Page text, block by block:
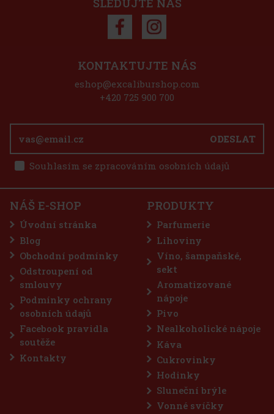
příchutí
svěžest
46 dražé a
po ruce – v autě,
57 Kč
Do košíku
Sleva: 43%
Akce
SLEDUJTE NÁS
ODESLAT
Souhlasím se zpracováním osobních údajů
KONTAKTUJTE NÁS
eshop@excaliburshop.com
+420 725 900 700
NÁŠ E-SHOP
Úvodní stránka
Blog
Obchodní podmínky
Odstroupení od
smlouvy
Podmínky ochrany
osobních údajů
Facebook pravidla
soutěže
Kontakty
PRODUKTY
Parfumerie
Lihoviny
Víno, šampaňské,
sekt
Aromatizované
nápoje
Pivo
Nealkoholické nápoje
Káva
Cukrovinky
Hodinky
Sluneční brýle
Vonné svíčky